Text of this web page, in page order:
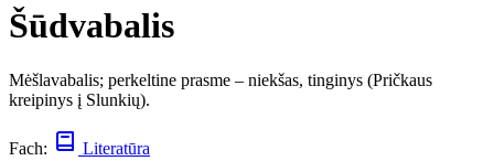
Šūdvabalis
Mėšlavabalis; perkeltine prasme – niekšas, tinginys (Pričkaus
kreipinys į Slunkių).
Fach:
Literatūra